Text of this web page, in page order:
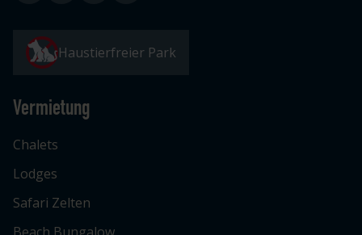
Haustierfreier Park
Vermietung
Chalets
Lodges
Safari Zelten